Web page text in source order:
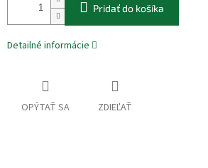
Pridať do košíka
Detailné informácie
OPÝTAŤ SA ZDIEĽAŤ